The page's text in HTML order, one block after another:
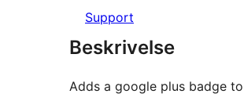
Support
Beskrivelse
Adds a google plus badge